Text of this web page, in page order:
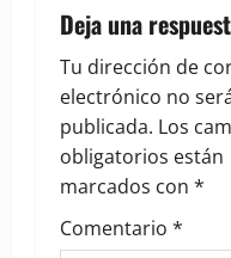
i
g
a
t
i
Deja una
Tu dirección de
electrónico no
publicada. Los
obligatorios están
marcados con *
Comentario *